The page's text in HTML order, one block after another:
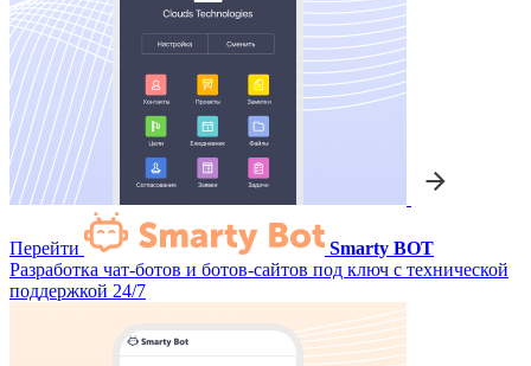
Перейти
Smarty BOT
Разработка чат-ботов и ботов-сайтов под ключ с технической
поддержкой 24/7